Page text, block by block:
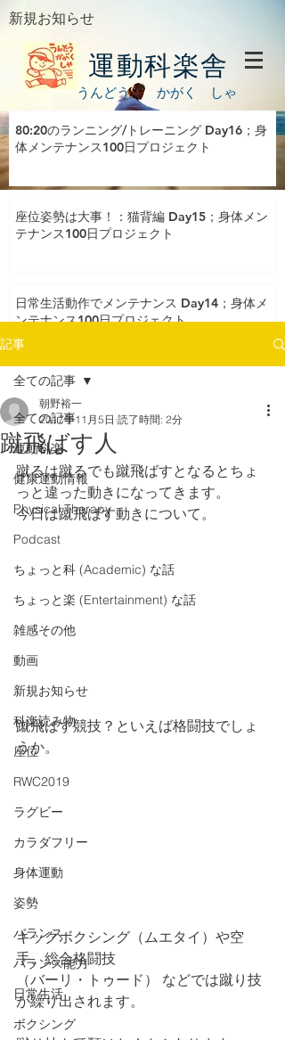
新規お知らせ
運動科楽舎
うんどう かがく しゃ
80:20のランニング/トレーニング Day16；身
体メンテナンス100日プロジェクト
座位姿勢は大事！：猫背編 Day15；身体メン
テナンス100日プロジェクト
日常生活動作でメンテナンス Day14；身体メ
ンテナンス100日プロジェクト
記事
全ての記事
運動科楽
健康運動情報
Physical Therapy
Podcast
ちょっと科 (Academic) な話
ちょっと楽 (Entertainment) な話
雑感その他
動画
新規お知らせ
科楽読み物
座位
RWC2019
ラグビー
カラダフリー
身体運動
姿勢
バランス
バランス能力
日常生活
ボクシング
全ての記事
蹴飛ばす人
朝野裕一
2017年11月5日 読了時間: 2分
蹴るは蹴るでも蹴飛ばすとなるとちょ
っと違った動きになってきます。
今日は蹴飛ばす動きについて。
蹴飛ばす競技？といえば格闘技でしょ
うか。
キックボクシング（ムエタイ）や空
手、総合格闘技
（バーリ・トゥード） などでは蹴り技
が繰り出されます。